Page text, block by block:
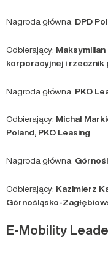
Nagroda główna: DPD
Odbierający:
korporacyjnej i rzecznik
Nagroda główna: PKO
Odbierający: Michał
Poland, PKO Leasing
Nagroda główna:
Odbierający: Kazimierz
Górnośląsko-
E-Mobility